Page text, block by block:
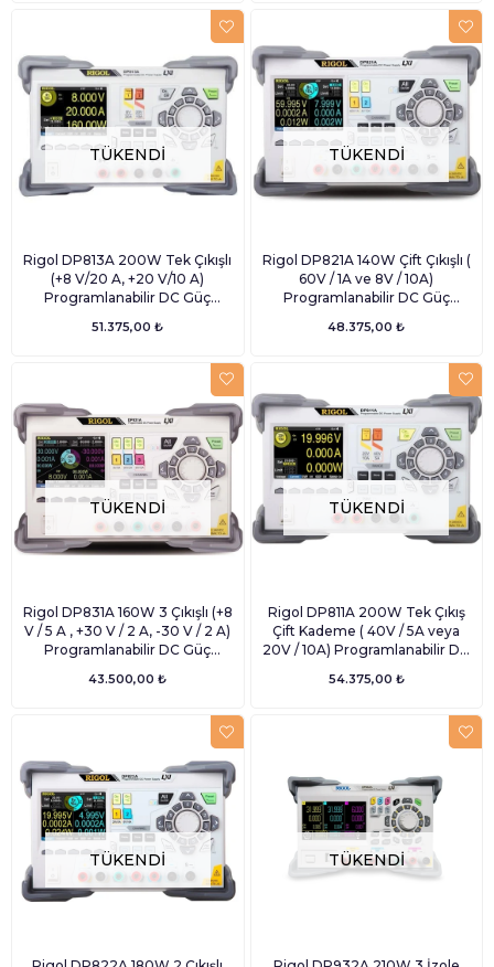
TÜKENDI
Rigol DP813A 200W Tek Çıkışlı
(+8 V/20 A, +20 V/10 A)
Programlanabilir DC Güç
51.375,00 ₺
TÜKENDI
Rigol DP821A 140W Çift Çıkışlı (
60V / 1A ve 8V / 10A)
Programlanabilir DC Güç
48.375,00 ₺
TÜKENDI
Rigol DP831A 160W 3 Çıkışlı (+8
V / 5 A , +30 V / 2 A, -30 V / 2 A)
Programlanabilir DC Güç
43.500,00 ₺
TÜKENDI
Rigol DP811A 200W Tek Çıkış
Çift Kademe ( 40V / 5A veya
20V / 10A) Programlanabilir DC
54.375,00 ₺
TÜKENDI TÜKENDI